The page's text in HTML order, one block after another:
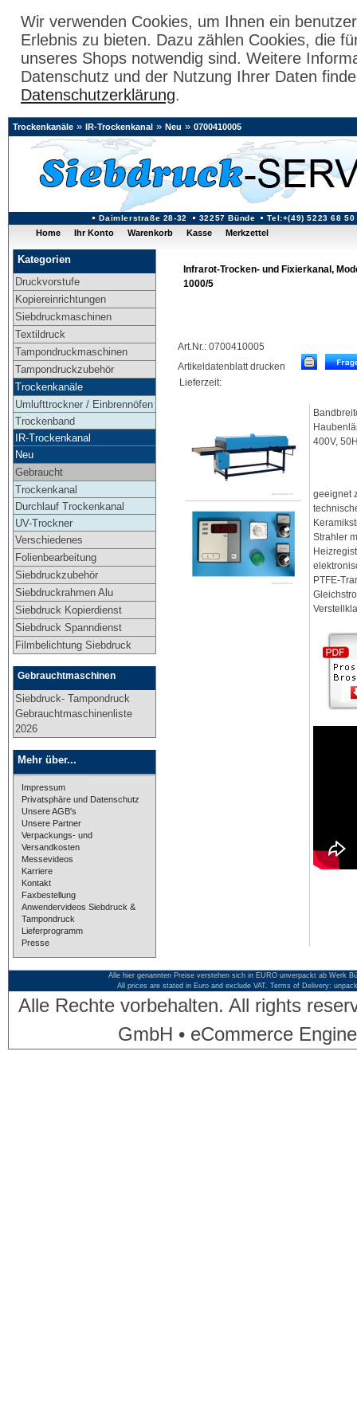
Wir verwenden Cookies, um Ihnen ein
Erlebnis zu bieten. Dazu zählen Cookies, die
unseres Shops notwendig sind. Weitere
Datenschutz und der Nutzung Ihrer Daten
Datenschutzerklärung.
Daimlerstraße 28-32 32257 Bünde Tel:+(49) 5223 68 50
Trockenkanäle » IR-Trockenkanal » Neu » 0700410005
Home Ihr Konto Warenkorb Kasse Merkzettel
Kategorien
Druckvorstufe
Kopiereinrichtungen
Siebdruckmaschinen
Textildruck
Tampondruckmaschinen
Tampondruckzubehör
Trockenkanäle
Umlufttrockner / Einbrennöfen
Trockenband
IR-Trockenkanal
Neu
Gebraucht
Trockenkanal
Durchlauf Trockenkanal
UV-Trockner
Verschiedenes
Folienbearbeitung
Siebdruckzubehör
Siebdruckrahmen Alu
Siebdruck Kopierdienst
Siebdruck Spanndienst
Filmbelichtung Siebdruck
Gebrauchtmaschinen
Siebdruck- Tampondruck
Gebrauchtmaschinenliste
2026
Mehr über...
Impressum
Privatsphäre und Datenschutz
Unsere AGB's
Unsere Partner
Verpackungs- und
Versandkosten
Messevideos
Karriere
Kontakt
Faxbestellung
Anwendervideos Siebdruck &
Tampondruck
Lieferprogramm
Presse
Infrarot-Trocken- und Fixierkanal,
1000/5
Art.Nr.: 0700410005
Artikeldatenblatt drucken
Lieferzeit:
400V,
geeignet
Strahler
PTFE-
Alle hier genannten Preise verstehen sich in EURO unverpackt ab Werk
All prices are stated in Euro and exclude VAT. Terms of Delivery:
Alle Rechte vorbehalten. All rights
GmbH • eCommerce